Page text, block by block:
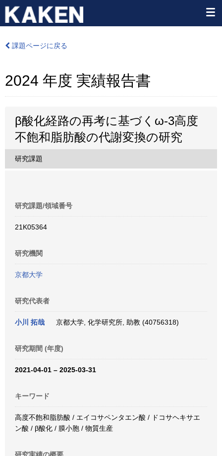
課題ページに戻る
2024 年度 実績報告書
β酸化経路の再考に基づくω-3高度
不飽和脂肪酸の代謝変換の研究
研究課題
研究課題/領域番号
21K05364
研究機関
京都大学
研究代表者
小川 拓哉 京都大学, 化学研究所, 助教 (40756318)
研究期間 (年度)
2021-04-01 – 2025-03-31
キーワード
高度不飽和脂肪酸 / エイコサペンタエン酸 / ドコサヘキサエ
ン酸 / β酸化 / 膜小胞 / 物質生産